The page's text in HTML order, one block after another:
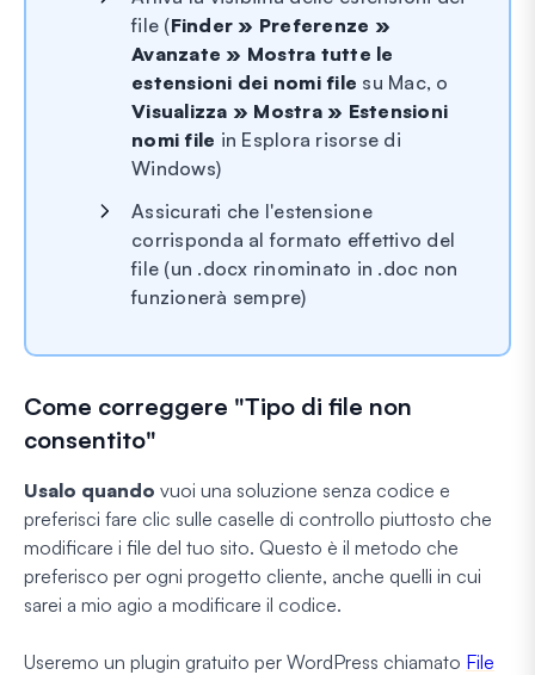
file (Finder » Preferenze »
Avanzate » Mostra tutte le
estensioni dei nomi file su Mac, o
Visualizza » Mostra » Estensioni
nomi file in Esplora risorse di
Windows)
Assicurati che l'estensione
corrisponda al formato effettivo del
file (un .docx rinominato in .doc non
funzionerà sempre)
Come correggere "Tipo di file non
consentito"
Usalo quando vuoi una soluzione senza codice e
preferisci fare clic sulle caselle di controllo piuttosto che
modificare i file del tuo sito. Questo è il metodo che
preferisco per ogni progetto cliente, anche quelli in cui
sarei a mio agio a modificare il codice.
Useremo un plugin gratuito per WordPress chiamato File